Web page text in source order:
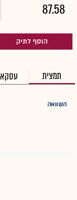
87.58
הוסף לתיק
תמצית
השוואה